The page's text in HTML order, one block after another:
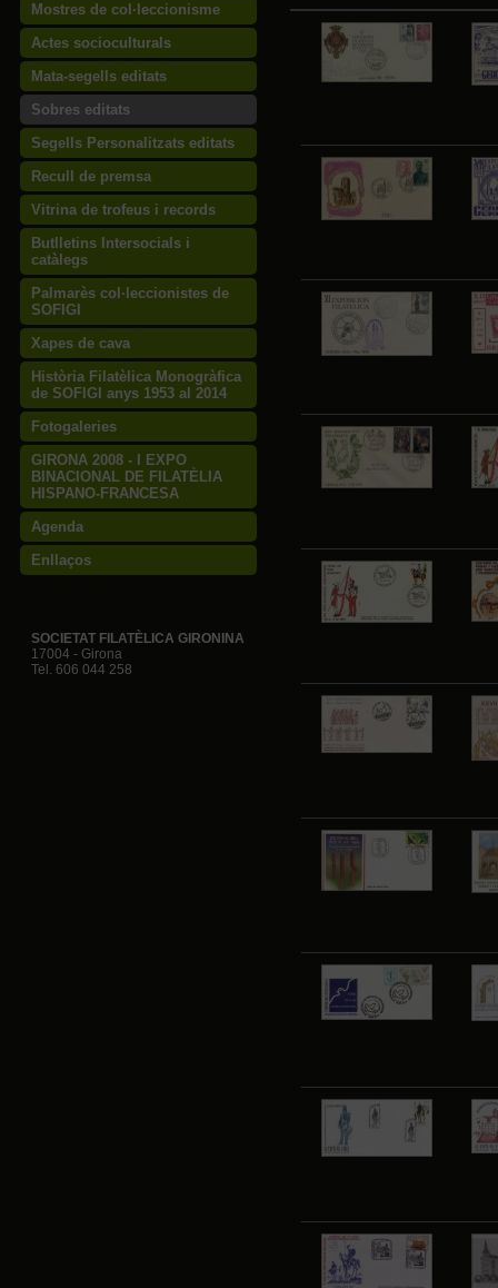
Mostres de col·leccionisme
Actes socioculturals
Mata-segells editats
Sobres editats
Segells Personalitzats editats
Recull de premsa
Vitrina de trofeus i records
Butlletins Intersocials i
catàlegs
Palmarès col·leccionistes de
SOFIGI
Xapes de cava
Història Filatèlica Monogràfica
de SOFIGI anys 1953 al 2014
Fotogaleries
GIRONA 2008 - I EXPO
BINACIONAL DE FILATÈLIA
HISPANO-FRANCESA
Agenda
Enllaços
SOCIETAT FILATÈLICA GIRONINA
17004 - Girona
Tel. 606 044 258